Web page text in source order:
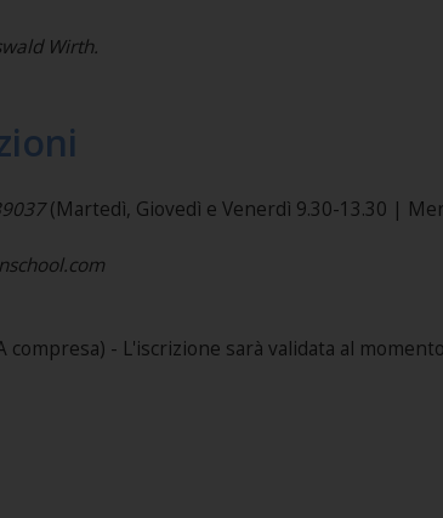
Wirth.
(Martedì, Giovedì e Venerdì 9.30-13.30 |
compresa) - L'iscrizione sarà validata al